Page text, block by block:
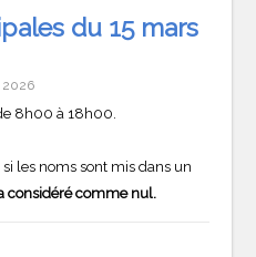
du 15 mars
2026
8h00 à 18h00.
les noms sont mis dans un
considéré comme nul.